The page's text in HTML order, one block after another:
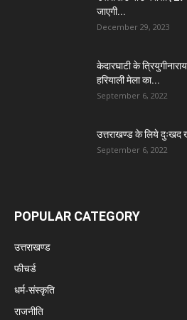
जाएगी...
December 29, 2023
केदारघाटी के
हरियाली मेला का...
September 6, 2022
उत्तराखण्ड के लिये दुःखद
September 6, 2022
POPULAR CATEGORY
उत्तराखण्ड
फीचर्ड
धर्म-संस्कृति
राजनीति